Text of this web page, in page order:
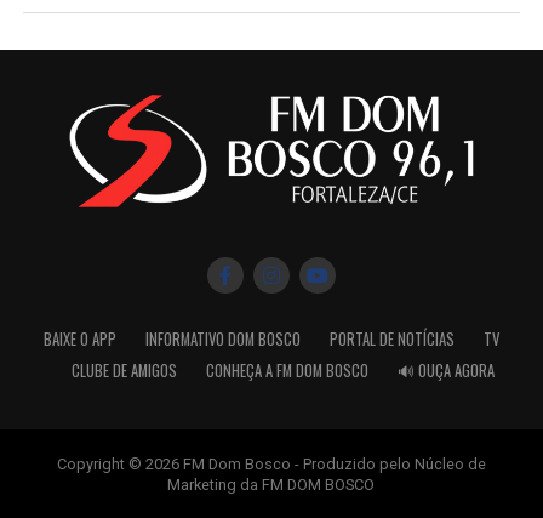
BAIXE O APP INFORMATIVO DOM BOSCO PORTAL DE NOTÍCIAS
TV
CLUBE DE AMIGOS
CONHEÇA A FM DOM BOSCO 🔊 OUÇA AGORA
Copyright © 2026 FM Dom Bosco - Produzido pelo Núcleo de
Marketing da FM DOM BOSCO